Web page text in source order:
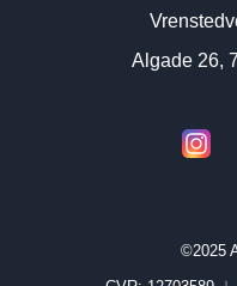
Algade 26,
©2025